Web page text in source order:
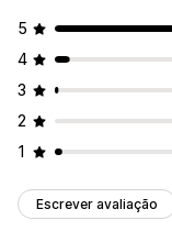
5
4
3
2
1
Escrever avaliação